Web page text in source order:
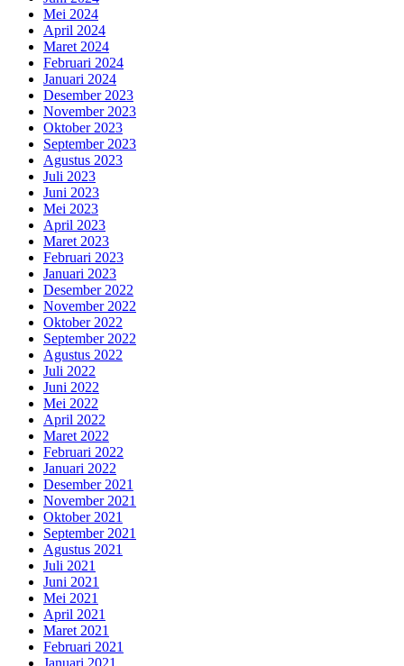
Mei 2024
April 2024
Maret 2024
Februari 2024
Januari 2024
Desember 2023
November 2023
Oktober 2023
September 2023
Agustus 2023
Juli 2023
Juni 2023
Mei 2023
April 2023
Maret 2023
Februari 2023
Januari 2023
Desember 2022
November 2022
Oktober 2022
September 2022
Agustus 2022
Juli 2022
Juni 2022
Mei 2022
April 2022
Maret 2022
Februari 2022
Januari 2022
Desember 2021
November 2021
Oktober 2021
September 2021
Agustus 2021
Juli 2021
Juni 2021
Mei 2021
April 2021
Maret 2021
Februari 2021